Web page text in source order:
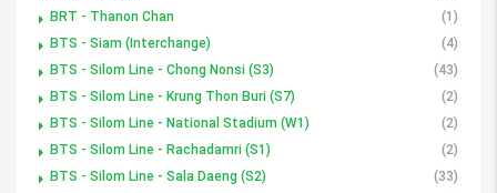
BRT - Thanon Chan
(1)
BTS - Siam (Interchange)
(4)
BTS - Silom Line - Chong Nonsi (S3)
(43)
BTS - Silom Line - Krung Thon Buri (S7)
(2)
BTS - Silom Line - National Stadium (W1)
(2)
BTS - Silom Line - Rachadamri (S1)
(2)
BTS - Silom Line - Sala Daeng (S2)
(33)